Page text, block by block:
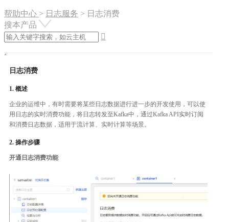
帮助中心 > 日志服务 > 日志消费
搜本产品

日志消费
1. 概述
企业的运维中，有时需要将某些日志数据进行进一步的开发使用，可以使
用日志的实时消费功能，将日志转发至Kafka中，通过Kafka API实时订阅
和消费日志数据，适用于流计算、实时计算等场景。
2. 操作步骤
开通日志消费功能